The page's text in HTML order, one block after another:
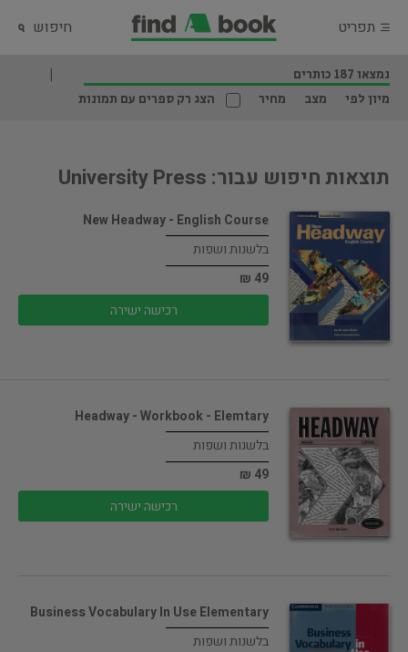
תפריט חיפוש
נמצאו 187 כותרים
מיון לפי
מצב מחיר הצג רק ספרים עם תמונות
תוצאות חיפוש עבור: University Press
New Headway - English Course
בלשנות ושפות
49 ₪
רכישה ישירה
Headway - Workbook - Elemtary
בלשנות ושפות
49 ₪
רכישה ישירה
Business Vocabulary In Use Elementary
בלשנות ושפות